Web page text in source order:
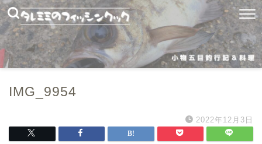
IMG_9954
2022年12月3日